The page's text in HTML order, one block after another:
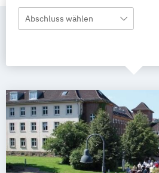
Abschluss wählen